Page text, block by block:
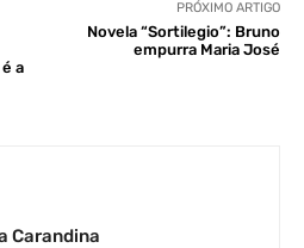
a
PRÓXIMO ARTIGO
Novela “Sortilegio”: Bruno
empurra Maria José
Carandina